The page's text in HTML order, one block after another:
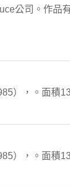
公司。作品
），。面積
），。面積